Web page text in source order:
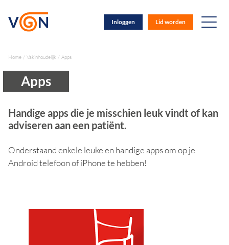
Inloggen Lid worden
Home Vakinhoudelijk Apps
Apps
Handige apps die je misschien leuk vindt of kan
adviseren aan een patiënt.
Onderstaand enkele leuke en handige apps om op je
Android telefoon of iPhone te hebben!